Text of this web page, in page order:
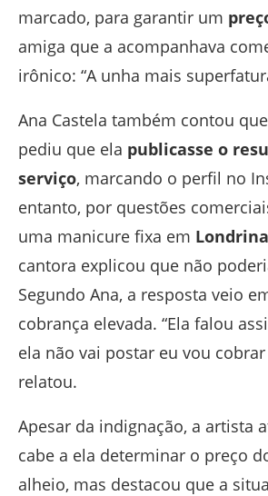
marcado, para garantir um
amiga que a acompanhava
irônico: “A unha mais
Ana Castela também contou
pediu que ela publicasse o
serviço, marcando o perfil no
entanto, por questões
uma manicure fixa em
cantora explicou que não
Segundo Ana, a resposta veio
cobrança elevada. “Ela falou
ela não vai postar eu vou cobrar
relatou.
Apesar da indignação, a artista
cabe a ela determinar o preço
alheio, mas destacou que a